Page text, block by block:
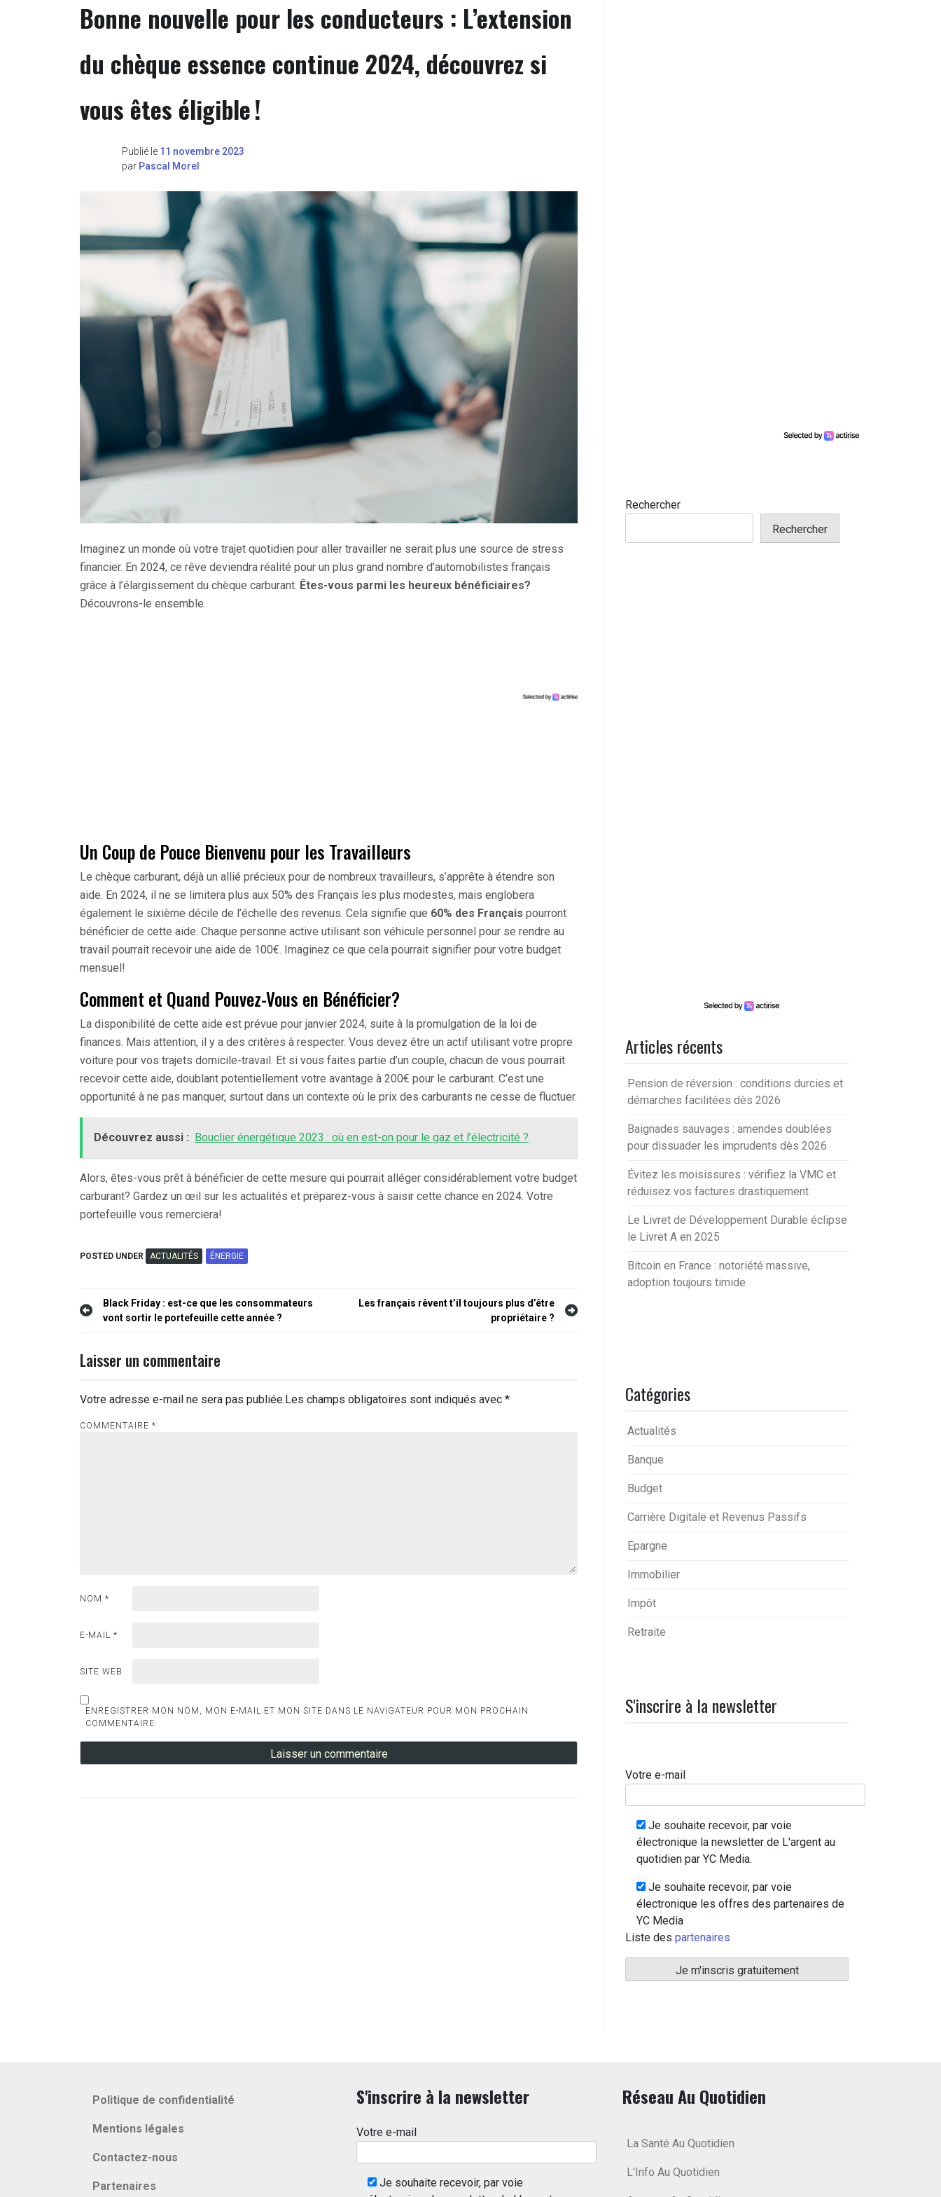
Bonne nouvelle pour les conducteurs : L’extension
du chèque essence continue 2024, découvrez si
vous êtes éligible !
Publié le 11 novembre 2023
par Pascal Morel
Imaginez un monde où votre trajet quotidien pour aller travailler ne serait plus une source de stress
financier. En 2024, ce rêve deviendra réalité pour un plus grand nombre d’automobilistes français
grâce à l’élargissement du chèque carburant. Êtes-vous parmi les heureux bénéficiaires?
Découvrons-le ensemble.
Un Coup de Pouce Bienvenu pour les Travailleurs
Le chèque carburant, déjà un allié précieux pour de nombreux travailleurs, s’apprête à étendre son
aide. En 2024, il ne se limitera plus aux 50% des Français les plus modestes, mais englobera
également le sixième décile de l’échelle des revenus. Cela signifie que 60% des Français pourront
bénéficier de cette aide. Chaque personne active utilisant son véhicule personnel pour se rendre au
travail pourrait recevoir une aide de 100€. Imaginez ce que cela pourrait signifier pour votre budget
mensuel!
Comment et Quand Pouvez-Vous en Bénéficier?
La disponibilité de cette aide est prévue pour janvier 2024, suite à la promulgation de la loi de
finances. Mais attention, il y a des critères à respecter. Vous devez être un actif utilisant votre propre
voiture pour vos trajets domicile-travail. Et si vous faites partie d’un couple, chacun de vous pourrait
recevoir cette aide, doublant potentiellement votre avantage à 200€ pour le carburant. C’est une
opportunité à ne pas manquer, surtout dans un contexte où le prix des carburants ne cesse de fluctuer.
Découvrez aussi : Bouclier énergétique 2023 : où en est-on pour le gaz et l’électricité ?
Alors, êtes-vous prêt à bénéficier de cette mesure qui pourrait alléger considérablement votre budget
carburant? Gardez un œil sur les actualités et préparez-vous à saisir cette chance en 2024. Votre
portefeuille vous remerciera!
POSTED UNDER ACTUALITÉS ÉNERGIE
Navigation
l’article
Black Friday : est-ce que les consommateurs
vont sortir le portefeuille cette année ?
Les français rêvent t’il toujours plus d’être
propriétaire ?
Laisser un commentaire
Votre adresse e-mail ne sera pas publiée.Les champs obligatoires sont indiqués avec *
COMMENTAIRE *
NOM *
E-MAIL *
SITE WEB
ENREGISTRER MON NOM, MON E-MAIL ET MON SITE DANS LE NAVIGATEUR POUR MON PROCHAIN
COMMENTAIRE.
Rechercher
Rechercher
Articles récents
Pension de réversion : conditions durcies et
démarches facilitées dès 2026
Baignades sauvages : amendes doublées
pour dissuader les imprudents dès 2026
Évitez les moisissures : vérifiez la VMC et
réduisez vos factures drastiquement
Le Livret de Développement Durable éclipse
le Livret A en 2025
Bitcoin en France : notoriété massive,
adoption toujours timide
Catégories
Actualités
Banque
Budget
Carrière Digitale et Revenus Passifs
Epargne
Immobilier
Impôt
Retraite
S'inscrire à la newsletter
Votre e-mail
Je souhaite recevoir, par voie
électronique la newsletter de L'argent au
quotidien par YC Media.
Je souhaite recevoir, par voie
électronique les offres des partenaires de
YC Media
Liste des partenaires
Politique de confidentialité
Mentions légales
Contactez-nous
Partenaires
S'inscrire à la newsletter
Votre e-mail
Je souhaite recevoir, par voie
Réseau Au Quotidien
La Santé Au Quotidien
L'Info Au Quotidien